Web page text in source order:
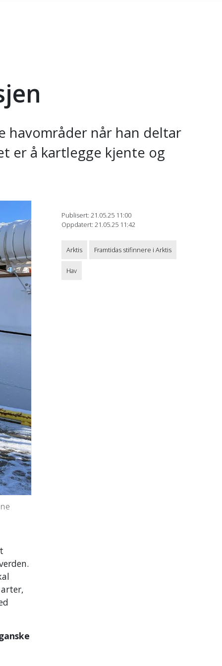
havområder når han deltar
er å kartlegge kjente og
Publisert: 21.05.25 11:00
Oppdatert: 21.05.25 11:42
Arktis Framtidas stifinnere i Arktis
Hav